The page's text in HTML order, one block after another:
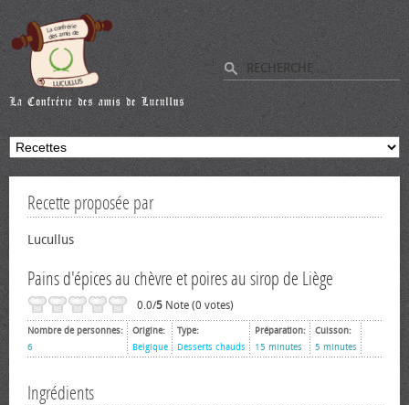
Recette proposée par
Lucullus
Pains d'épices au chèvre et poires au sirop de Liège
0.0/5 Note (0 votes)
Nombre de personnes:
6
Origine:
Belgique
Type:
Desserts chauds
Préparation:
15 minutes
Cuisson:
5 minutes
Ingrédients